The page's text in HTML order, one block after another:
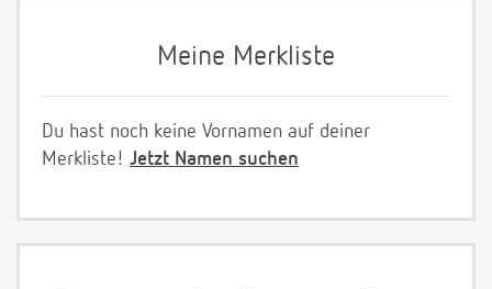
Meine Merkliste
Du hast noch keine Vornamen auf deiner
Merkliste! Jetzt Namen suchen